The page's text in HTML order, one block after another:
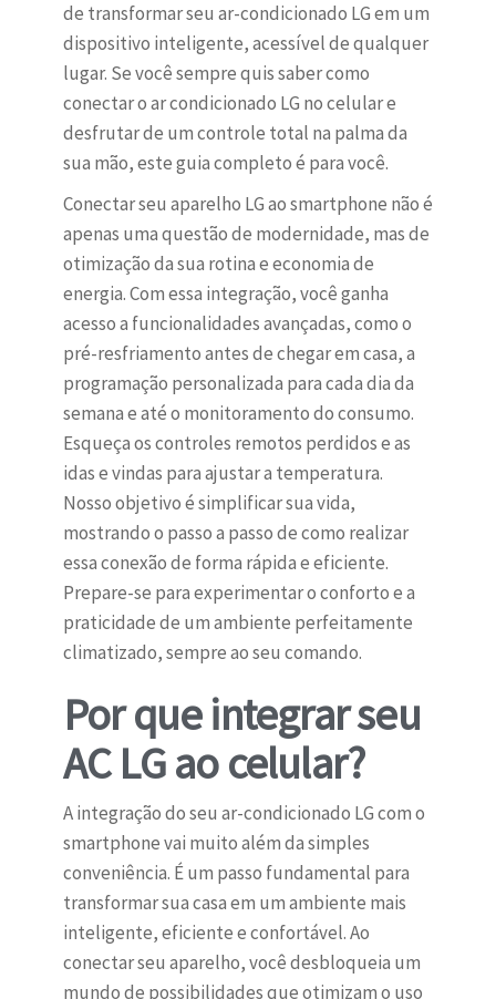
de transformar seu ar-condicionado LG em um
dispositivo inteligente, acessível de qualquer
lugar. Se você sempre quis saber como
conectar o ar condicionado LG no celular e
desfrutar de um controle total na palma da
sua mão, este guia completo é para você.
Conectar seu aparelho LG ao smartphone não é
apenas uma questão de modernidade, mas de
otimização da sua rotina e economia de
energia. Com essa integração, você ganha
acesso a funcionalidades avançadas, como o
pré-resfriamento antes de chegar em casa, a
programação personalizada para cada dia da
semana e até o monitoramento do consumo.
Esqueça os controles remotos perdidos e as
idas e vindas para ajustar a temperatura.
Nosso objetivo é simplificar sua vida,
mostrando o passo a passo de como realizar
essa conexão de forma rápida e eficiente.
Prepare-se para experimentar o conforto e a
praticidade de um ambiente perfeitamente
climatizado, sempre ao seu comando.
Por que integrar seu
AC LG ao celular?
A integração do seu ar-condicionado LG com o
smartphone vai muito além da simples
conveniência. É um passo fundamental para
transformar sua casa em um ambiente mais
inteligente, eficiente e confortável. Ao
conectar seu aparelho, você desbloqueia um
mundo de possibilidades que otimizam o uso